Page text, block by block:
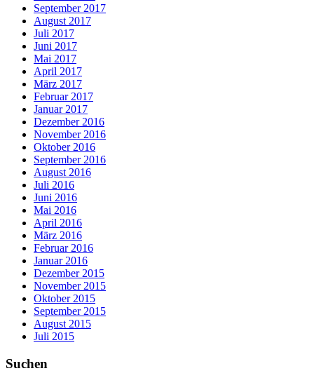
September 2017
August 2017
Juli 2017
Juni 2017
Mai 2017
April 2017
März 2017
Februar 2017
Januar 2017
Dezember 2016
November 2016
Oktober 2016
September 2016
August 2016
Juli 2016
Juni 2016
Mai 2016
April 2016
März 2016
Februar 2016
Januar 2016
Dezember 2015
November 2015
Oktober 2015
September 2015
August 2015
Juli 2015
Suchen